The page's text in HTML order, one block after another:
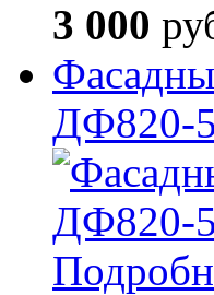
3 000
ДФ820-